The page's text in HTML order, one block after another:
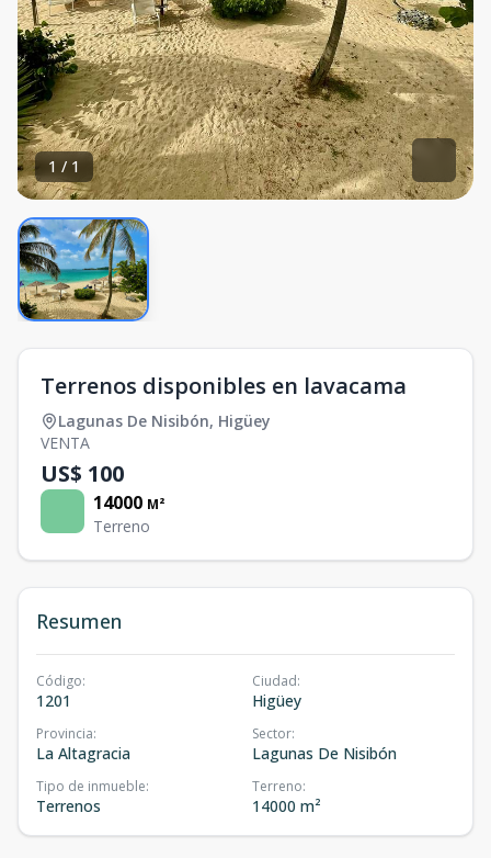
1 / 1
Terrenos disponibles en lavacama
Lagunas De Nisibón, Higüey
VENTA
US$ 100
14000 M²
Terreno
Resumen
Código:
1201
Ciudad:
Higüey
Provincia:
La Altagracia
Sector:
Lagunas De Nisibón
Tipo de inmueble:
Terrenos
Terreno:
14000 m²